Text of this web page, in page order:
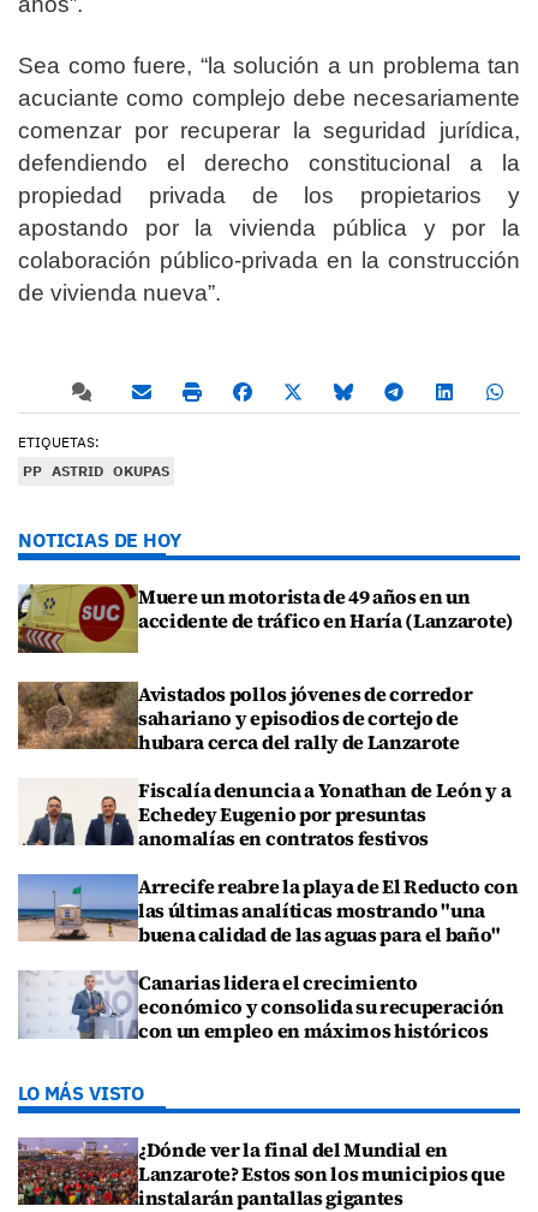
Sea como fuere, “la solución a un problema tan
acuciante como complejo debe necesariamente
comenzar por recuperar la seguridad jurídica,
defendiendo el derecho constitucional a la
propiedad privada de los propietarios y
apostando por la vivienda pública y por la
colaboración público-privada en la construcción
de vivienda nueva”.
ETIQUETAS:
PP ASTRID OKUPAS
NOTICIAS DE HOY
Muere un motorista de 49 años en un
accidente de tráfico en Haría (Lanzarote)
Avistados pollos jóvenes de corredor
sahariano y episodios de cortejo de
hubara cerca del rally de Lanzarote
Fiscalía denuncia a Yonathan de León y a
Echedey Eugenio por presuntas
anomalías en contratos festivos
Arrecife reabre la playa de El Reducto con
las últimas analíticas mostrando "una
buena calidad de las aguas para el baño"
Canarias lidera el crecimiento
económico y consolida su recuperación
con un empleo en máximos históricos
LO MÁS VISTO
¿Dónde ver la final del Mundial en
Lanzarote? Estos son los municipios que
instalarán pantallas gigantes